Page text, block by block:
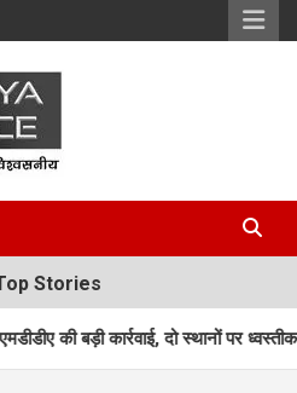
Stories
स्थानों पर ध्वस्तीकरण; मसूरी मार्ग पर निर्माण